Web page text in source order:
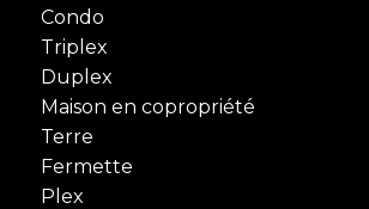
Condo
Triplex
Duplex
Maison en copropriété
Terre
Fermette
Plex